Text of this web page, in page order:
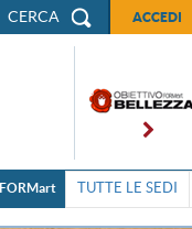
ACCEDI
CERCA
FORMart TUTTE LE SEDI